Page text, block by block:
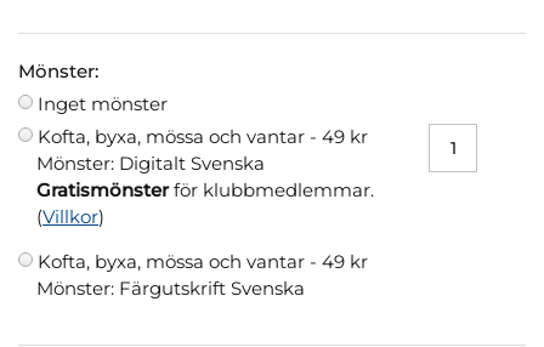
Mönster:
Inget mönster
Kofta, byxa, mössa och vantar - 49 kr
Mönster: Digitalt Svenska
Gratismönsterför klubbmedlemmar.
(Villkor)
Kofta, byxa, mössa och vantar - 49 kr
Mönster: Färgutskrift Svenska